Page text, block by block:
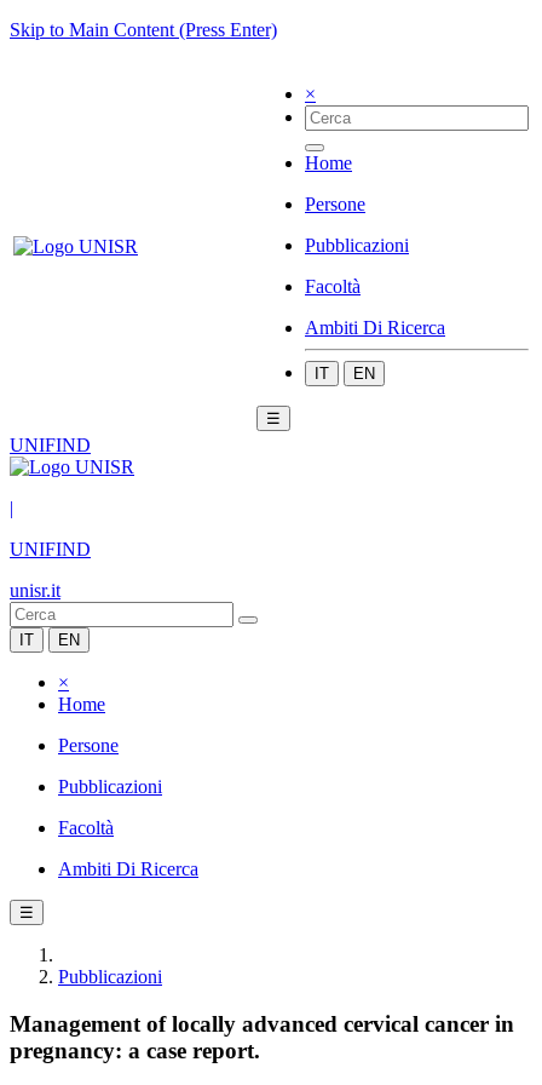
Skip to Main Content (Press Enter)
×
Home
Persone
Pubblicazioni
Facoltà
Ambiti Di Ricerca
IT EN
☰
UNIFIND
|
UNIFIND
unisr.it
IT EN
×
Home
Persone
Pubblicazioni
Facoltà
Ambiti Di Ricerca
☰
Pubblicazioni
Management of locally advanced cervical cancer in
pregnancy: a case report.